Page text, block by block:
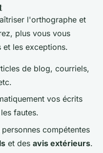
l'orthographe et
plus vous vous
et les exceptions.
de blog, courriels,
vos écrits
fautes.
compétentes
et des avis extérieurs.